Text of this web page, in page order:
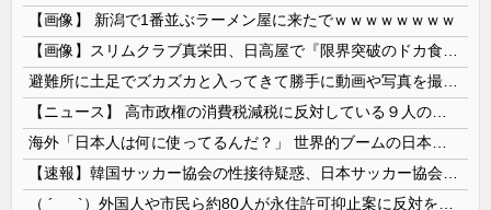
【画像】 新潟で1番並ぶラーメン屋に来たでｗｗｗｗｗｗｗｗ